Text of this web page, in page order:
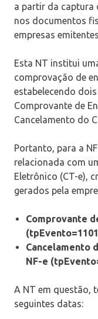
a partir da captura
nos documentos
empresas
Esta NT institui
comprovação de
estabelecendo
Comprovante de
Cancelamento do
Portanto, para a
relacionada com
Eletrônico (CT-e),
gerados pela
Comprovante
Cancelamento
NF-e
A NT em questão,
seguintes datas: